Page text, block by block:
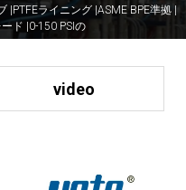
ライニング |ASME BPE準拠 |
ド |0-150 PSIの
video